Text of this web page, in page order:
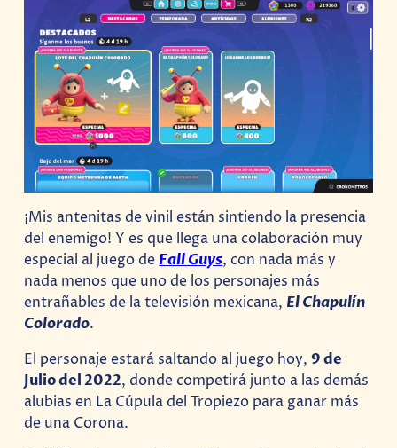
¡Mis antenitas de vinil están sintiendo la presencia
del enemigo! Y es que llega una colaboración muy
especial al juego de Fall Guys, con nada más y
nada menos que uno de los personajes más
entrañables de la televisión mexicana, El Chapulín
Colorado.
El personaje estará saltando al juego hoy,9 de
Julio del 2022, donde competirá junto a las demás
alubias en La Cúpula del Tropiezo para ganar más
de una Corona.